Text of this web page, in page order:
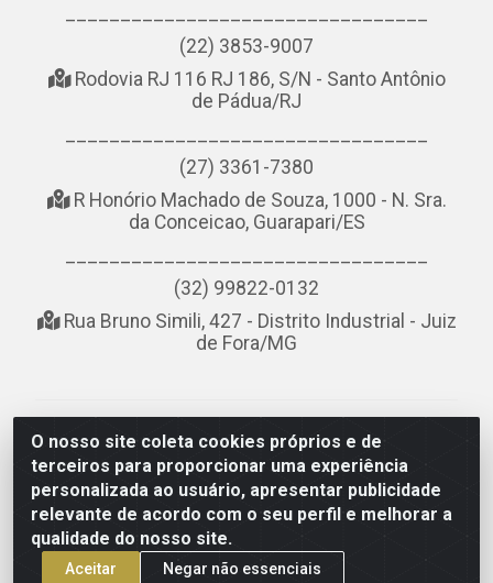
O nosso site coleta cookies próprios e de
terceiros para proporcionar uma experiência
personalizada ao usuário, apresentar publicidade
relevante de acordo com o seu perfil e melhorar a
qualidade do nosso site.
Aceitar Negar não essenciais
(22) 3853-9007
Rodovia RJ 116 RJ 186, S/N - Santo Antônio
de Pádua/RJ
(27) 3361-7380
R Honório Machado de Souza, 1000 - N. Sra.
da Conceicao, Guarapari/ES
(32) 99822-0132
Rua Bruno Simili, 427 - Distrito Industrial - Juiz
de Fora/MG
NOBREDO COMÉRCIO E LOGÍSTICA LTDA - AV DA
ABDIAS JOSÉ DOS SANTOS, LADO ÍMPAR 8921 - RIO
DO OURO, SÃO GONÇALO/RJ - CEP 24.756-151 - CNPJ
21.074.121/0001-58